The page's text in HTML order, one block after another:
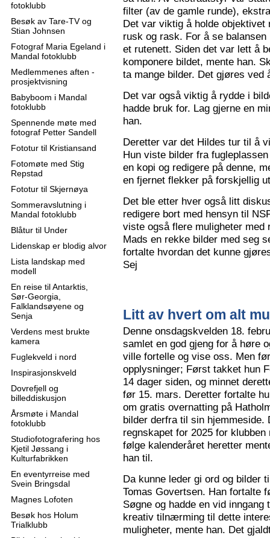
fotoklubb
Besøk av Tare-TV og
Stian Johnsen
Fotograf Maria Egeland i
Mandal fotoklubb
Medlemmenes aften -
prosjektvisning
Babyboom i Mandal
fotoklubb
Spennende møte med
fotograf Petter Sandell
Fototur til Kristiansand
Fotomøte med Stig
Repstad
Fototur til Skjernøya
Sommeravslutning i
Mandal fotoklubb
Blåtur til Under
Lidenskap er blodig alvor
Lista landskap med
modell
En reise til Antarktis,
Sør-Georgia,
Falklandsøyene og
Senja
Verdens mest brukte
kamera
Fuglekveld i nord
Inspirasjonskveld
Dovrefjell og
billeddiskusjon
Årsmøte i Mandal
fotoklubb
Studiofotografering hos
Kjetil Jøssang i
Kulturfabrikken
En eventyrreise med
Svein Bringsdal
Magnes Lofoten
Besøk hos Holum
Trialklubb
filter (av de gamle runde),
Det var viktig å holde
rusk og rask. For å se
et rutenett. Siden det var lett å
komponere bildet, mente han.
ta mange bilder. Det gjøres ved
Det var også viktig å rydde i
hadde bruk for. Lag gjerne en
han.
Deretter var det Hildes tur til å
Hun viste bilder fra
en kopi og redigere på denne,
en fjernet flekker på forskjellig
Det ble etter hver også litt
redigere bort med hensyn til
viste også flere muligheter
Mads en rekke bilder med seg
fortalte hvordan det kunne
Sej
Litt av hvert om alt
Denne onsdagskvelden 18.
samlet en god gjeng for å høre
ville fortelle og vise oss. Men
opplysninger; Først takket hun
14 dager siden, og minnet
før 15. mars. Deretter fortalte
om gratis overnatting på
bilder derfra til sin hjemmeside.
regnskapet for 2025 for
følge kalenderåret heretter
han til.
Da kunne leder gi ord og bilder
Tomas Govertsen. Han fortalte
Søgne og hadde en vid
kreativ tilnærming til dette
muligheter, mente han. Det